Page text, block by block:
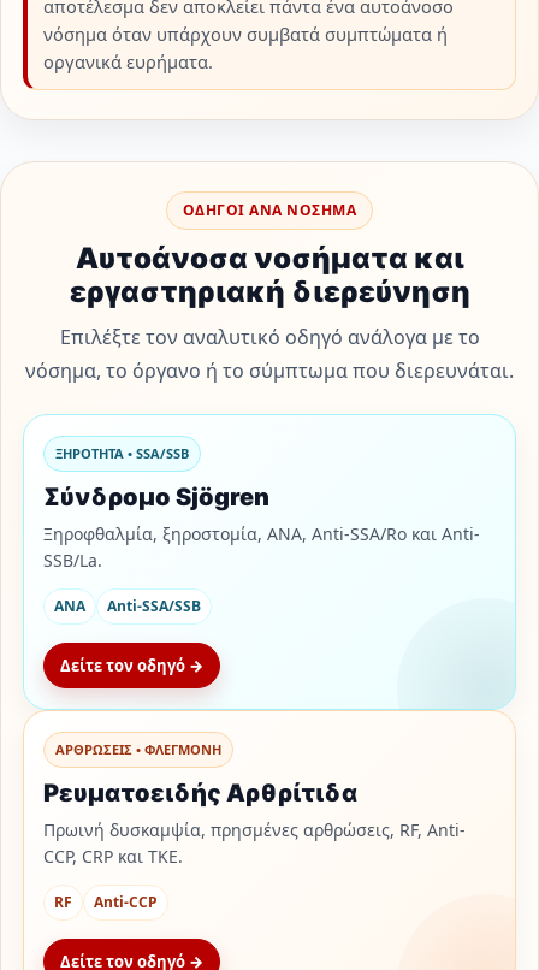
αποτέλεσμα δεν αποκλείει πάντα ένα αυτοάνοσο
νόσημα όταν υπάρχουν συμβατά συμπτώματα ή
οργανικά ευρήματα.
ΟΔΗΓΟΙ ΑΝΑ ΝΟΣΗΜΑ
Αυτοάνοσα νοσήματα και
εργαστηριακή διερεύνηση
Επιλέξτε τον αναλυτικό οδηγό ανάλογα με το
νόσημα, το όργανο ή το σύμπτωμα που διερευνάται.
ΞΗΡΟΤΗΤΑ • SSA/SSB
Σύνδρομο Sjögren
Ξηροφθαλμία, ξηροστομία, ANA, Anti-SSA/Ro και Anti-
SSB/La.
ANA Anti-SSA/SSB
Δείτε τον οδηγό →
ΑΡΘΡΩΣΕΙΣ • ΦΛΕΓΜΟΝΗ
Ρευματοειδής Αρθρίτιδα
Πρωινή δυσκαμψία, πρησμένες αρθρώσεις, RF, Anti-
CCP, CRP και ΤΚΕ.
RF Anti-CCP
Δείτε τον οδηγό →